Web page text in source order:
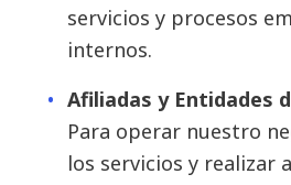
servicios y procesos
internos.
Afiliadas y Entidades
Para operar nuestro
los servicios y realizar